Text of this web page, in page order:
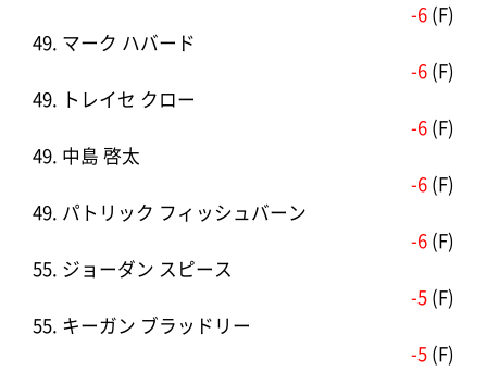
-6 (F)
49. マーク ハバード
-6 (F)
49. トレイセ クロー
-6 (F)
49. 中島 啓太
-6 (F)
49. パトリック フィッシュバーン
-6 (F)
55. ジョーダン スピース
-5 (F)
55. キーガン ブラッドリー
-5 (F)